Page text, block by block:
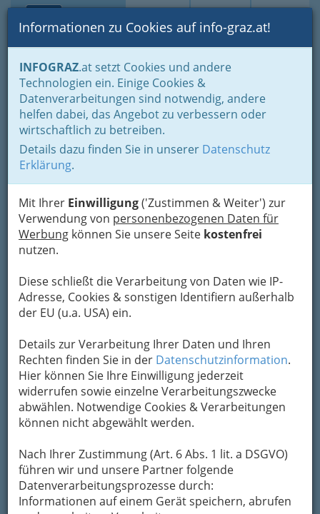
Suche Login Toggle
Informationen zu Cookies auf info-graz.at!
INFOGRAZ.at setzt Cookies und andere
Technologien ein. Einige Cookies &
Datenverarbeitungen sind notwendig, andere
helfen dabei, das Angebot zu verbessern oder
wirtschaftlich zu betreiben.
Details dazu finden Sie in unserer Datenschutz
Erklärung.
Mit Ihrer Einwilligung('Zustimmen & Weiter') zur
Verwendung von personenbezogenen Daten für
Werbung können Sie unsere Seite kostenfrei
nutzen.
Diese schließt die Verarbeitung von Daten wie IP-
Adresse, Cookies & sonstigen Identifiern außerhalb
der EU (u.a. USA) ein.
Details zur Verarbeitung Ihrer Daten und Ihren
Rechten finden Sie in der Datenschutzinformation.
Hier können Sie Ihre Einwilligung jederzeit
widerrufen sowie einzelne Verarbeitungszwecke
abwählen. Notwendige Cookies & Verarbeitungen
können nicht abgewählt werden.
Nach Ihrer Zustimmung (Art. 6 Abs. 1 lit. a DSGVO)
führen wir und unsere Partner folgende
Datenverarbeitungsprozesse durch:
Informationen auf einem Gerät speichern, abrufen
Home Branchen
Gewerbe, Handwerk, Banken
Gewerbe & Handwerk, Gliederung der WKO
Landesinnung der Konditoren und Zuckerbäcker
Konditoreien in Graz und
Umgebung – Konditor oder
Zuckerbäcker: Konditorei,
Patisserie oder Feinbäckerei
Konditoreien, wo
Konditormeister und
Konditormeisterin süße
Köstlichkeiten ins Leben rufen